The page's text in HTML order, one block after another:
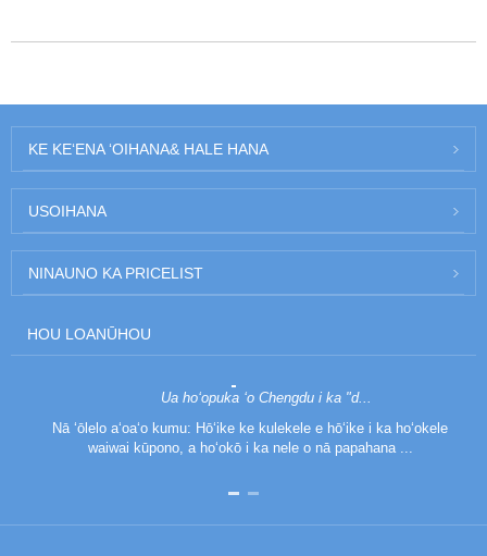
KE KEʻENA ʻOIHANA& HALE HANA
USOIHANA
NINAUNO KA PRICELIST
HOU LOANŪHOU
Ua hoʻopuka ʻo Chengdu i ka "d...
Nā ʻōlelo aʻoaʻo kumu: Hōʻike ke kulekele e hōʻike i ka hoʻokele
waiwai kūpono, a hoʻokō i ka nele o nā papahana ...